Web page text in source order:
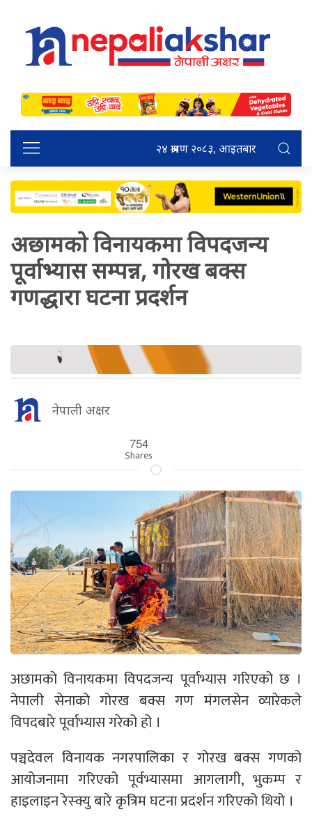
२४ श्रावण २०८३, आइतबार
अछामको विनायकमा विपदजन्य
पूर्वाभ्यास सम्पन्न, गोरख बक्स
गणद्धारा घटना प्रदर्शन
नेपाली अक्षर
754
Shares
अछामको विनायकमा विपदजन्य पूर्वाभ्यास गरिएको छ ।
नेपाली सेनाको गोरख बक्स गण मंगलसेन व्यारेकले
विपदबारे पूर्वाभ्यास गरेको हो ।
पञ्चदेवल विनायक नगरपालिका र गोरख बक्स गणको
आयोजनामा गरिएको पूर्वभ्यासमा आगलागी, भुकम्प र
हाइलाइन रेस्क्यु बारे कृत्रिम घटना प्रदर्शन गरिएको थियो ।